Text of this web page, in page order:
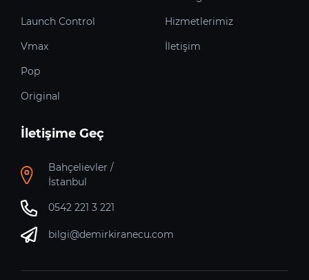
Launch Control
Vmax
Pop
Original
Hizmetlerimiz
İletişim
İletişime Geç
Bahçelievler /
İstanbul
0542 221 3 221
bilgi@demirkiranecu.com